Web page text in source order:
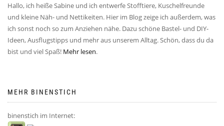
Hallo, ich heiße Sabine und ich entwerfe Stofftiere, Kuschelfreunde
und kleine Näh- und Nettikeiten. Hier im Blog zeige ich außerdem, was
ich sonst noch so zum Anziehen nähe. Dazu schöne Bastel- und DIY-
Ideen, Ausflugstipps und mehr aus unserem Alltag. Schön, dass du da
bist und viel Spaß! Mehr lesen.
MEHR BINENSTICH
binenstich im Internet: